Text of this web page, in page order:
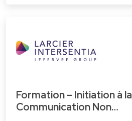
Formation – Initiation à la
Communication Non…